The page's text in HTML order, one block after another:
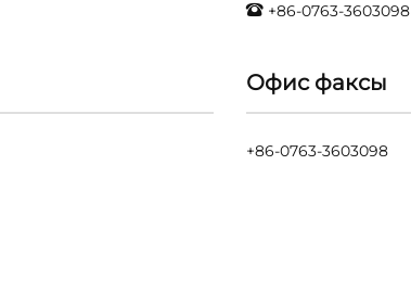
+86-0763-3603098
Офис факсы
+86-0763-3603098